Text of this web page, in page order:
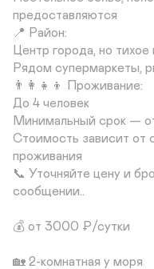
предоставляются
📍 Район:
Центр города, но
Рядом супермаркеты,
👨‍👩‍👧‍👦 Проживание:
До 4 человек
Минимальный срок —
Стоимость зависит от
проживания
📞 Уточняйте цену и
сообщении..
💰 от 3000 ₽/сутки
🏡 2-комнатная у моря